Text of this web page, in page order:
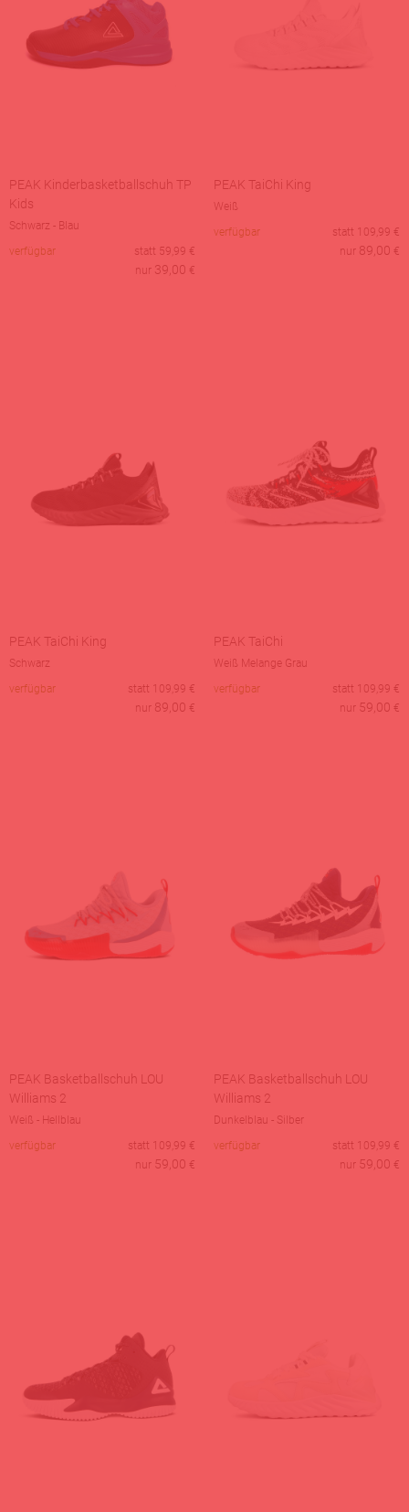
PEAK Kinderbasketballschuh TP
Kids
Schwarz - Blau
verfügbar
statt 59,99 €
nur 39,00 €
PEAK TaiChi King
Weiß
verfügbar
statt 109,99 €
nur 89,00 €
PEAK TaiChi King
Schwarz
verfügbar
statt 109,99 €
nur 89,00 €
PEAK TaiChi
Weiß Melange Grau
verfügbar
statt 109,99 €
nur 59,00 €
PEAK Basketballschuh LOU
Williams 2
Weiß - Hellblau
verfügbar
statt 109,99 €
nur 59,00 €
PEAK Basketballschuh LOU
Williams 2
Dunkelblau - Silber
verfügbar
statt 109,99 €
nur 59,00 €